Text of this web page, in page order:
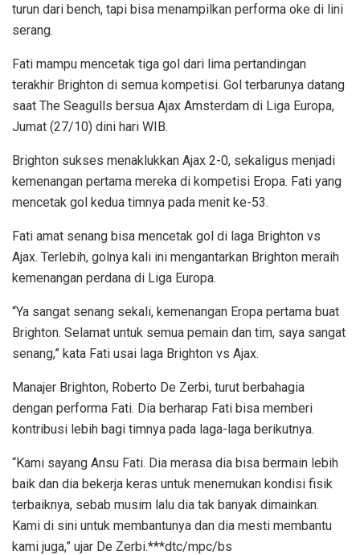
turun dari bench, tapi bisa menampilkan performa oke di lini
serang.
Fati mampu mencetak tiga gol dari lima pertandingan
terakhir Brighton di semua kompetisi. Gol terbarunya datang
saat The Seagulls bersua Ajax Amsterdam di Liga Europa,
Jumat (27/10) dini hari WIB.
Brighton sukses menaklukkan Ajax 2-0, sekaligus menjadi
kemenangan pertama mereka di kompetisi Eropa. Fati yang
mencetak gol kedua timnya pada menit ke-53.
Fati amat senang bisa mencetak gol di laga Brighton vs
Ajax. Terlebih, golnya kali ini mengantarkan Brighton meraih
kemenangan perdana di Liga Europa.
“Ya sangat senang sekali, kemenangan Eropa pertama buat
Brighton. Selamat untuk semua pemain dan tim, saya sangat
senang,” kata Fati usai laga Brighton vs Ajax.
Manajer Brighton, Roberto De Zerbi, turut berbahagia
dengan performa Fati. Dia berharap Fati bisa memberi
kontribusi lebih bagi timnya pada laga-laga berikutnya.
“Kami sayang Ansu Fati. Dia merasa dia bisa bermain lebih
baik dan dia bekerja keras untuk menemukan kondisi fisik
terbaiknya, sebab musim lalu dia tak banyak dimainkan.
Kami di sini untuk membantunya dan dia mesti membantu
kami juga,” ujar De Zerbi.***dtc/mpc/bs